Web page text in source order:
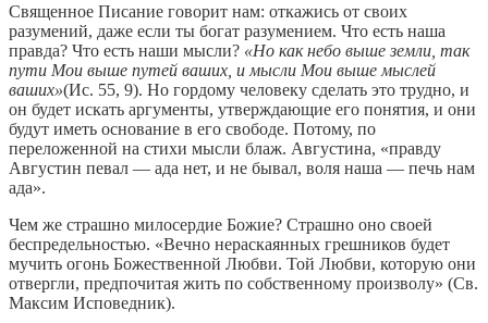
Священное Писание говорит нам: откажись от своих
разумений, даже если ты богат разумением. Что есть наша
правда? Что есть наши мысли? «Но как небо выше земли, так
пути Мои выше путей ваших, и мысли Мои выше мыслей
ваших»(Ис. 55, 9). Но гордому человеку сделать это трудно, и
он будет искать аргументы, утверждающие его понятия, и они
будут иметь основание в его свободе. Потому, по
переложенной на стихи мысли блаж. Августина, «правду
Августин певал — ада нет, и не бывал, воля наша — печь нам
ада».
Чем же страшно милосердие Божие? Страшно оно своей
беспредельностью. «Вечно нераскаянных грешников будет
мучить огонь Божественной Любви. Той Любви, которую они
отвергли, предпочитая жить по собственному произволу» (Св.
Максим Исповедник).